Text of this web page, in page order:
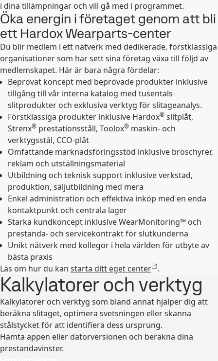
i dina tillämpningar och vill gå med i programmet.
Öka energin i företaget genom att bli
ett Hardox Wearparts-center
Du blir medlem i ett nätverk med dedikerade, förstklassiga
organisationer som har sett sina företag växa till följd av
medlemskapet. Här är bara några fördelar:
Beprövat koncept med beprövade produkter inklusive
tillgång till vår interna katalog med tusentals
slitprodukter och exklusiva verktyg för slitageanalys.
Förstklassiga produkter inklusive Hardox® slitplåt,
Strenx® prestationsståll, Toolox® maskin- och
verktygsstål, CCO-plåt
Omfattande marknadsföringsstöd inklusive broschyrer,
reklam och utställningsmaterial
Utbildning och teknisk support inklusive verkstad,
produktion, säljutbildning med mera
Enkel administration och effektiva inköp med en enda
kontaktpunkt och centrala lager
Starka kundkoncept inklusive WearMonitoring™ och
prestanda- och servicekontrakt för slutkunderna
Unikt nätverk med kollegor i hela världen för utbyte av
bästa praxis
Läs om hur du kan starta ditt eget center .
Kalkylatorer och verktyg
Kalkylatorer och verktyg som bland annat hjälper dig att
beräkna slitaget, optimera svetsningen eller skanna
stålstycket för att identifiera dess ursprung.
Hämta appen eller datorversionen och beräkna dina
prestandavinster.